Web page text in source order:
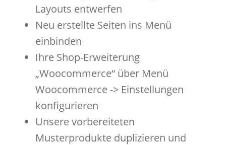
Layouts entwerfen
Neu erstellte Seiten ins Menü
einbinden
Ihre Shop-Erweiterung
„Woocommerce“ über Menü
Woocommerce -> Einstellungen
konfigurieren
Unsere vorbereiteten
Musterprodukte duplizieren und